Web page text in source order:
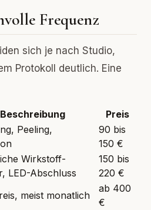
Frequenz
sich je nach Studio,
Protokoll deutlich. Eine
Beschreibung
Preis
Peeling,
90 bis
150 €
Wirkstoff-
LED-Abschluss
150 bis
220 €
meist monatlich
ab 400
€